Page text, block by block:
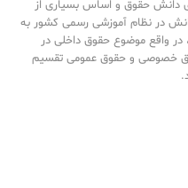
دانش حقوق و اساس بسیاری از
در نظام آموزشی رسمی کشور به
واقع موضوع حقوق داخلی در
خصوصی و حقوق‌ عمومی تقسیم